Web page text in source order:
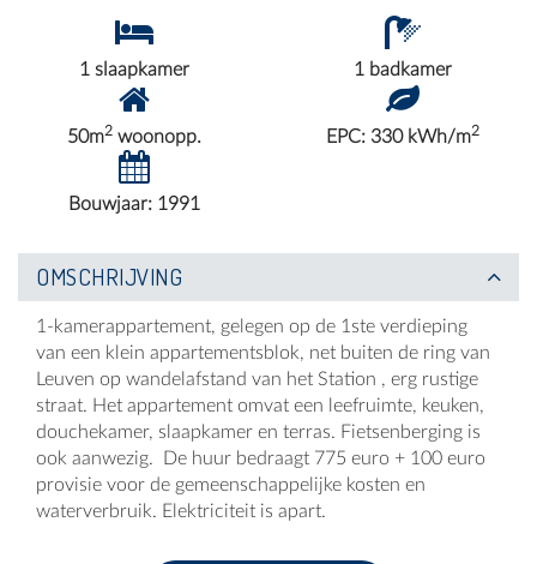
1 slaapkamer 1 badkamer
50m2 woonopp. EPC: 330 kWh/m2
Bouwjaar: 1991
OMSCHRIJVING
1-kamerappartement, gelegen op de 1ste verdieping
van een klein appartementsblok, net buiten de ring van
Leuven op wandelafstand van het Station , erg rustige
straat. Het appartement omvat een leefruimte, keuken,
douchekamer, slaapkamer en terras. Fietsenberging is
ook aanwezig. De huur bedraagt 775 euro + 100 euro
provisie voor de gemeenschappelijke kosten en
waterverbruik. Elektriciteit is apart.